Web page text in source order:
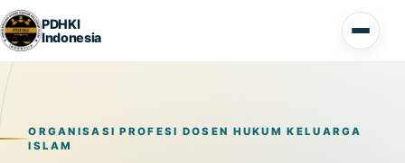
PDHKI
Indonesia
ORGANISASI PROFESI DOSEN HUKUM KELUARGA
ISLAM